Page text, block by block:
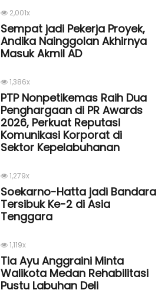
2,001x
Sempat jadi Pekerja Proyek,
Andika Nainggolan Akhirnya
Masuk Akmil AD
1,386x
PTP Nonpetikemas Raih Dua
Penghargaan di PR Awards
2026, Perkuat Reputasi
Komunikasi Korporat di
Sektor Kepelabuhanan
1,279x
Soekarno-Hatta jadi Bandara
Tersibuk Ke-2 di Asia
Tenggara
1,119x
Tia Ayu Anggraini Minta
Walikota Medan Rehabilitasi
Pustu Labuhan Deli